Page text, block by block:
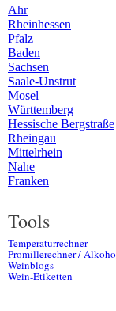
Ahr
Rheinhessen
Pfalz
Baden
Sachsen
Saale-Unstrut
Mosel
Württemberg
Hessische Bergstraße
Rheingau
Mittelrhein
Nahe
Franken
Tools
Temperaturrechner
Promillerechner /
Weinblogs
Wein-Etiketten